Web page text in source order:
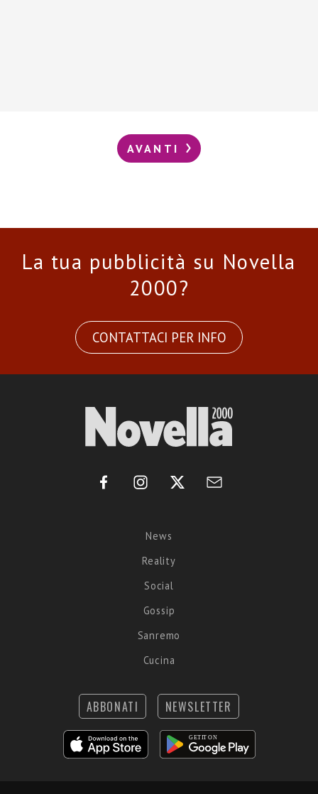
AVANTI
La tua pubblicità su Novella
2000?
CONTATTACI PER INFO
News
Reality
Social
Gossip
Sanremo
Cucina
ABBONATI NEWSLETTER